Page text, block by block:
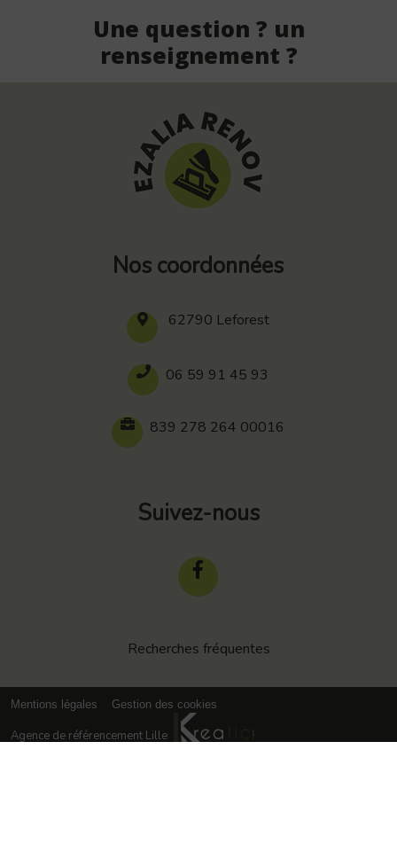
Une question ? un
renseignement ?
Nos coordonnées
62790 Leforest
06 59 91 45 93
839 278 264 00016
Suivez-nous
Recherches fréquentes
Mentions légales Gestion des cookies
Agence de référencement Lille